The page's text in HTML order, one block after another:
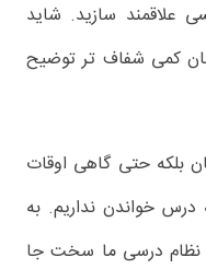
علاقمند سازید. شاید
کمی شفاف تر توضیح
بلکه حتی گاهی اوقات
درس خواندن نداریم. به
نظام درسی ما سخت جا